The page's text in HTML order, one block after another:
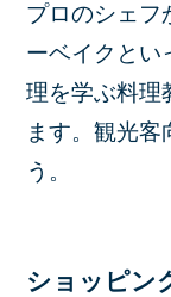
プロのシェフ
ーベイクとい
理を学ぶ料理
ます。観光客
う。
ショッピン